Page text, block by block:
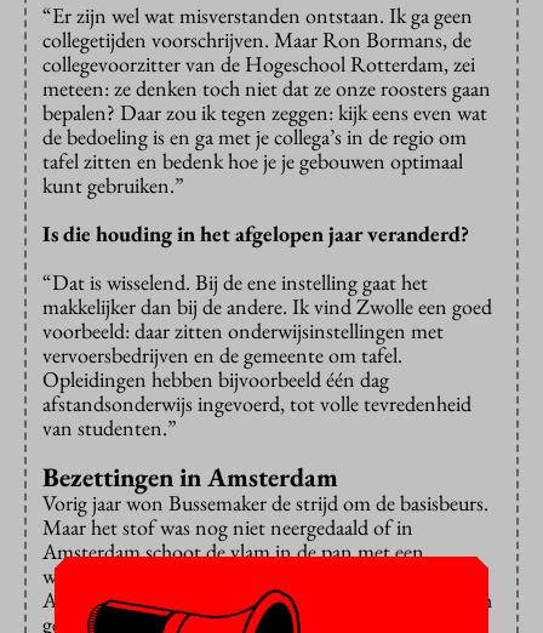
“Er zijn wel wat misverstanden ontstaan. Ik ga geen
collegetijden voorschrijven. Maar Ron Bormans, de
collegevoorzitter van de Hogeschool Rotterdam, zei
meteen: ze denken toch niet dat ze onze roosters gaan
bepalen? Daar zou ik tegen zeggen: kijk eens even wat
de bedoeling is en ga met je collega’s in de regio om
tafel zitten en bedenk hoe je je gebouwen optimaal
kunt gebruiken.”
Is die houding in het afgelopen jaar veranderd?
“Dat is wisselend. Bij de ene instelling gaat het
makkelijker dan bij de andere. Ik vind Zwolle een goed
voorbeeld: daar zitten onderwijsinstellingen met
vervoersbedrijven en de gemeente om tafel.
Opleidingen hebben bijvoorbeeld één dag
afstandsonderwijs ingevoerd, tot volle tevredenheid
van studenten.”
Bezettingen in Amsterdam
Vorig jaar won Bussemaker de strijd om de basisbeurs.
Maar het stof was nog niet neergedaald of in
Amsterdam schoot de vlam in de pan met een
wekenlange bezetting van het Maagdenhuis. De
Amsterdamse actievoerders wisten de camera’s op zich
gericht.